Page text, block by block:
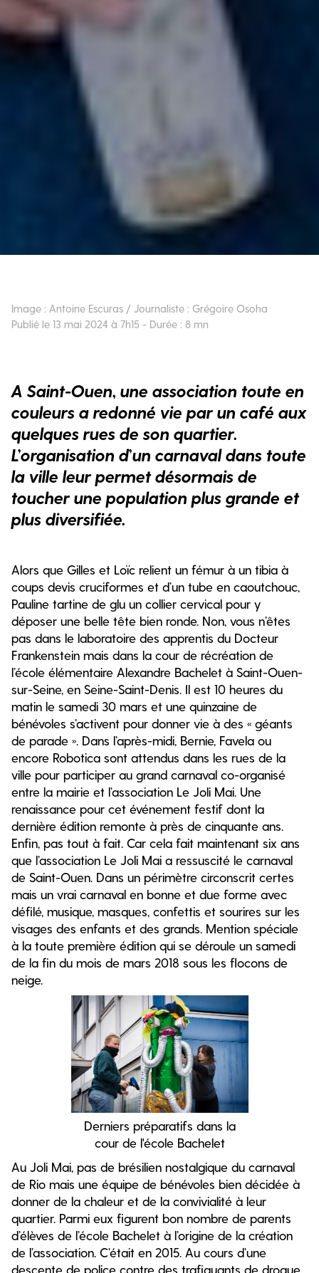
Image : Antoine Escuras / Journaliste : Grégoire Osoha
Publié le 13 mai 2024 à 7h15 - Durée : 8 mn
A Saint-Ouen, une association toute en
couleurs a redonné vie par un café aux
quelques rues de son quartier.
L’organisation d’un carnaval dans toute
la ville leur permet désormais de
toucher une population plus grande et
plus diversifiée.
Alors que Gilles et Loïc relient un fémur à un tibia à
coups devis cruciformes et d’un tube en caoutchouc,
Pauline tartine de glu un collier cervical pour y
déposer une belle tête bien ronde. Non, vous n’êtes
pas dans le laboratoire des apprentis du Docteur
Frankenstein mais dans la cour de récréation de
l’école élémentaire Alexandre Bachelet à Saint-Ouen-
sur-Seine, en Seine-Saint-Denis. Il est 10 heures du
matin le samedi 30 mars et une quinzaine de
bénévoles s’activent pour donner vie à des « géants
de parade ». Dans l’après-midi, Bernie, Favela ou
encore Robotica sont attendus dans les rues de la
ville pour participer au grand carnaval co-organisé
entre la mairie et l’association Le Joli Mai. Une
renaissance pour cet événement festif dont la
dernière édition remonte à près de cinquante ans.
Enfin, pas tout à fait. Car cela fait maintenant six ans
que l’association Le Joli Mai a ressuscité le carnaval
de Saint-Ouen. Dans un périmètre circonscrit certes
mais un vrai carnaval en bonne et due forme avec
défilé, musique, masques, confettis et sourires sur les
visages des enfants et des grands. Mention spéciale
à la toute première édition qui se déroule un samedi
de la fin du mois de mars 2018 sous les flocons de
neige.
Derniers préparatifs dans la
cour de l'école Bachelet
Au Joli Mai, pas de brésilien nostalgique du carnaval
de Rio mais une équipe de bénévoles bien décidée à
donner de la chaleur et de la convivialité à leur
quartier. Parmi eux figurent bon nombre de parents
d’élèves de l’école Bachelet à l’origine de la création
de l’association. C’était en 2015. Au cours d’une
descente de police contre des trafiquants de drogue,